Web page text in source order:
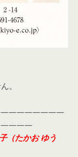
。
（たかお ゆう